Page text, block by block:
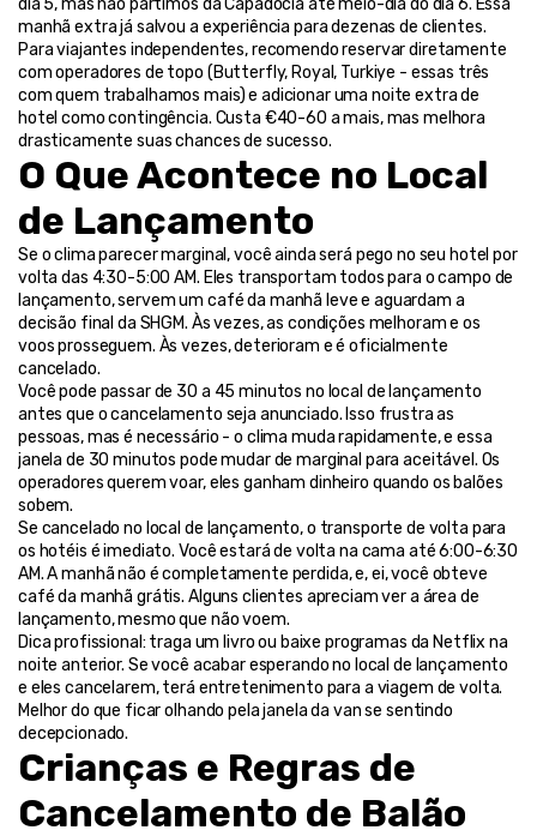
dia 5, mas não partimos da Capadócia até meio-dia do dia 6. Essa
manhã extra já salvou a experiência para dezenas de clientes.
Para viajantes independentes, recomendo reservar diretamente
com operadores de topo (Butterfly, Royal, Turkiye - essas três
com quem trabalhamos mais) e adicionar uma noite extra de
hotel como contingência. Custa €40-60 a mais, mas melhora
drasticamente suas chances de sucesso.
O Que Acontece no Local
de Lançamento
Se o clima parecer marginal, você ainda será pego no seu hotel por
volta das 4:30-5:00 AM. Eles transportam todos para o campo de
lançamento, servem um café da manhã leve e aguardam a
decisão final da SHGM. Às vezes, as condições melhoram e os
voos prosseguem. Às vezes, deterioram e é oficialmente
cancelado.
Você pode passar de 30 a 45 minutos no local de lançamento
antes que o cancelamento seja anunciado. Isso frustra as
pessoas, mas é necessário - o clima muda rapidamente, e essa
janela de 30 minutos pode mudar de marginal para aceitável. Os
operadores querem voar, eles ganham dinheiro quando os balões
sobem.
Se cancelado no local de lançamento, o transporte de volta para
os hotéis é imediato. Você estará de volta na cama até 6:00-6:30
AM. A manhã não é completamente perdida, e, ei, você obteve
café da manhã grátis. Alguns clientes apreciam ver a área de
lançamento, mesmo que não voem.
Dica profissional: traga um livro ou baixe programas da Netflix na
noite anterior. Se você acabar esperando no local de lançamento
e eles cancelarem, terá entretenimento para a viagem de volta.
Melhor do que ficar olhando pela janela da van se sentindo
decepcionado.
Crianças e Regras de
Cancelamento de Balão